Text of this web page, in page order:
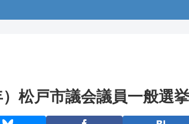
松戸市議会議員一般選